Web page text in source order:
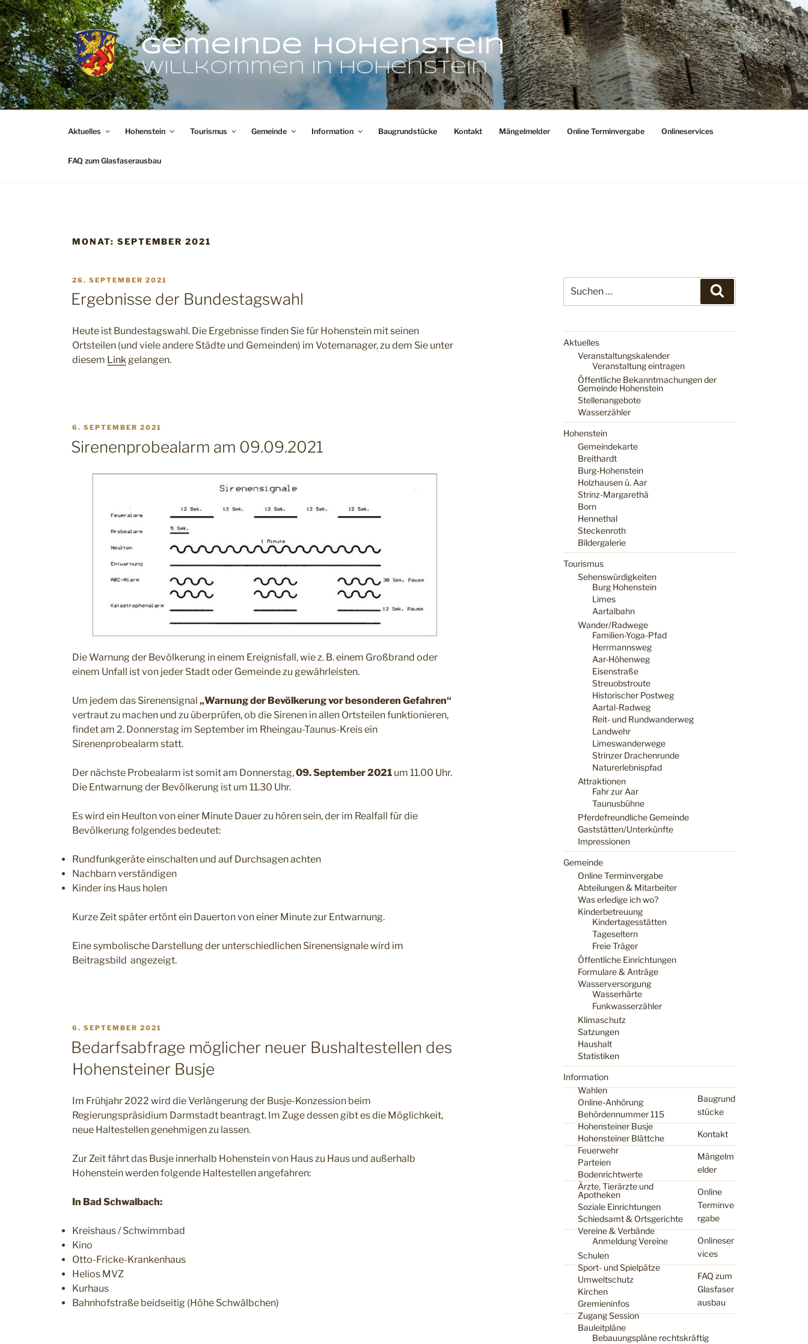
Zum
Inhalt
springen
Gemeinde Hohenstein
Willkommen in Hohenstein
Aktuelles Hohenstein Tourismus Gemeinde Information Baugrundstücke Kontakt Mängelmelder Online Terminvergabe Onlineservices
FAQ zum Glasfaserausbau
MONAT: SEPTEMBER 2021
VERÖFFENTLICHT
AM
26. SEPTEMBER 2021
Ergebnisse der Bundestagswahl
Heute ist Bundestagswahl. Die Ergebnisse finden Sie für Hohenstein mit seinen
Ortsteilen (und viele andere Städte und Gemeinden) im Votemanager, zu dem Sie unter
diesem Linkgelangen.
VERÖFFENTLICHT
AM
6. SEPTEMBER 2021
Sirenenprobealarm am 09.09.2021
Die Warnung der Bevölkerung in einem Ereignisfall, wie z. B. einem Großbrand oder
einem Unfall ist von jeder Stadt oder Gemeinde zu gewährleisten.
Um jedem das Sirenensignal „Warnung der Bevölkerung vor besonderen Gefahren“
vertraut zu machen und zu überprüfen, ob die Sirenen in allen Ortsteilen funktionieren,
findet am 2. Donnerstag im September im Rheingau-Taunus-Kreis ein
Sirenenprobealarm statt.
Der nächste Probealarm ist somit am Donnerstag,09. September 2021 um 11.00 Uhr.
Die Entwarnung der Bevölkerung ist um 11.30 Uhr.
Es wird ein Heulton von einer Minute Dauer zu hören sein, der im Realfall für die
Bevölkerung folgendes bedeutet:
Rundfunkgeräte einschalten und auf Durchsagen achten
Nachbarn verständigen
Kinder ins Haus holen
Kurze Zeit später ertönt ein Dauerton von einer Minute zur Entwarnung.
Eine symbolische Darstellung der unterschiedlichen Sirenensignale wird im
Beitragsbild angezeigt.
VERÖFFENTLICHT
AM
6. SEPTEMBER 2021
Bedarfsabfrage möglicher neuer Bushaltestellen des
Hohensteiner Busje
Im Frühjahr 2022 wird die Verlängerung der Busje-Konzession beim
Regierungspräsidium Darmstadt beantragt. Im Zuge dessen gibt es die Möglichkeit,
neue Haltestellen genehmigen zu lassen.
Zur Zeit fährt das Busje innerhalb Hohenstein von Haus zu Haus und außerhalb
Hohenstein werden folgende Haltestellen angefahren:
In Bad Schwalbach:
Kreishaus / Schwimmbad
Kino
Otto-Fricke-Krankenhaus
Helios MVZ
Kurhaus
Bahnhofstraße beidseitig (Höhe Schwälbchen)
nach:
Aktuelles
Veranstaltungskalender
Veranstaltung eintragen
Öffentliche Bekanntmachungen der
Gemeinde Hohenstein
Stellenangebote
Wasserzähler
Hohenstein
Gemeindekarte
Breithardt
Burg-Hohenstein
Holzhausen ü. Aar
Strinz-Margarethä
Born
Hennethal
Steckenroth
Bildergalerie
Tourismus
Sehenswürdigkeiten
Burg Hohenstein
Limes
Aartalbahn
Wander/Radwege
Familien-Yoga-Pfad
Herrmannsweg
Aar-Höhenweg
Eisenstraße
Streuobstroute
Historischer Postweg
Aartal-Radweg
Reit- und Rundwanderweg
Landwehr
Limeswanderwege
Strinzer Drachenrunde
Naturerlebnispfad
Attraktionen
Fahr zur Aar
Taunusbühne
Pferdefreundliche Gemeinde
Gaststätten/Unterkünfte
Impressionen
Gemeinde
Online Terminvergabe
Abteilungen & Mitarbeiter
Was erledige ich wo?
Kinderbetreuung
Kindertagesstätten
Tageseltern
Freie Träger
Öffentliche Einrichtungen
Formulare & Anträge
Wasserversorgung
Wasserhärte
Funkwasserzähler
Klimaschutz
Satzungen
Haushalt
Statistiken
Information
Wahlen
Online-Anhörung
Behördennummer 115
Hohensteiner Busje
Hohensteiner Blättche
Feuerwehr
Parteien
Bodenrichtwerte
Ärzte, Tierärzte und
Apotheken
Soziale Einrichtungen
Schiedsamt & Ortsgerichte
Vereine & Verbände
Anmeldung Vereine
Schulen
Sport- und Spielpätze
Umweltschutz
Kirchen
Gremieninfos
Zugang Session
Bauleitpläne
Bebauungspläne rechtskräftig
Baugrund
stücke
Kontakt
Mängelm
elder
Online
Terminve
rgabe
Onlineser
vices
FAQ zum
Glasfaser
ausbau